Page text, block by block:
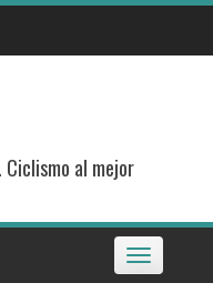
al mejor
Toggle
navigation